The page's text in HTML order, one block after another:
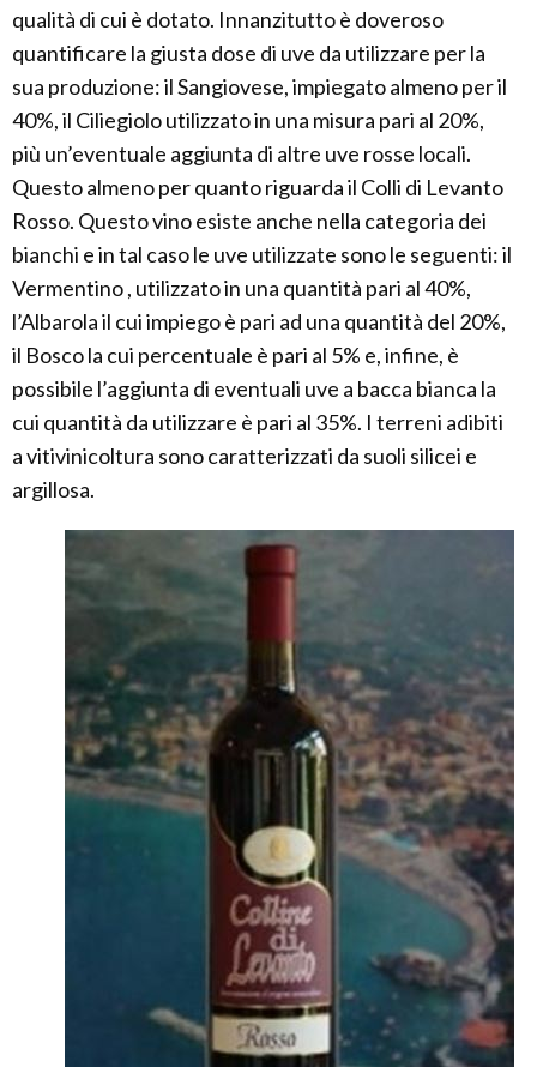
qualità di cui è dotato. Innanzitutto è doveroso
quantificare la giusta dose di uve da utilizzare per la
sua produzione: il Sangiovese, impiegato almeno per il
40%, il Ciliegiolo utilizzato in una misura pari al 20%,
più un’eventuale aggiunta di altre uve rosse locali.
Questo almeno per quanto riguarda il Colli di Levanto
Rosso. Questo vino esiste anche nella categoria dei
bianchi e in tal caso le uve utilizzate sono le seguenti: il
Vermentino , utilizzato in una quantità pari al 40%,
l’Albarola il cui impiego è pari ad una quantità del 20%,
il Bosco la cui percentuale è pari al 5% e, infine, è
possibile l’aggiunta di eventuali uve a bacca bianca la
cui quantità da utilizzare è pari al 35%. I terreni adibiti
a vitivinicoltura sono caratterizzati da suoli silicei e
argillosa.